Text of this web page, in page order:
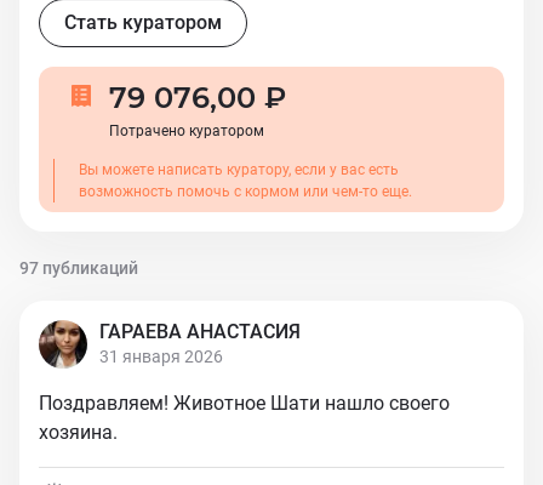
Стать куратором
79 076,00 ₽
Потрачено куратором
Вы можете написать куратору, если у вас есть
возможность помочь с кормом или чем-то еще.
97 публикаций
ГАРАЕВА АНАСТАСИЯ
31 января 2026
Поздравляем! Животное Шати нашло своего
хозяина.